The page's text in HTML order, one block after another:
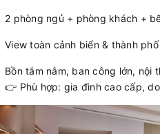
2 phòng ngủ + phòng khách +
View toàn cảnh biển & thành phố
Bồn tắm nằm, ban công lớn, nội
👉 Phù hợp: gia đình cao cấp,